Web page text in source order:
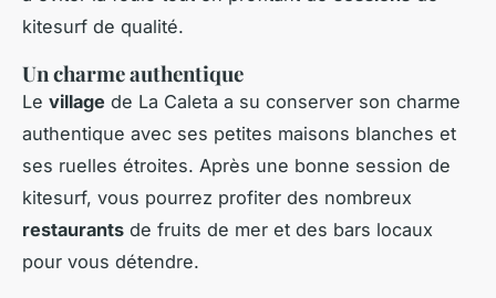
kitesurf de qualité.
Un charme authentique
Le village de La Caleta a su conserver son charme
authentique avec ses petites maisons blanches et
ses ruelles étroites. Après une bonne session de
kitesurf, vous pourrez profiter des nombreux
restaurants de fruits de mer et des bars locaux
pour vous détendre.